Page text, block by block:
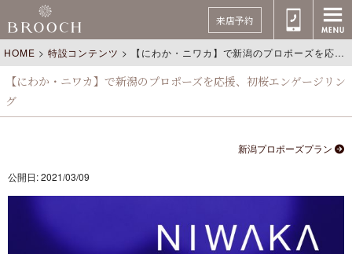
来店予約
HOME > 特設コンテンツ > 【にわか・ニワカ】で新潟のプロポーズを応援、初桜エンゲージリング
【にわか・ニワカ】で新潟のプロポーズを応援、初桜エンゲージリン
グ
新潟プロポーズプラン
公開日: 2021/03/09